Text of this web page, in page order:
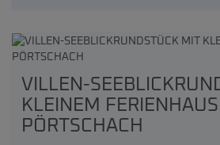
VILLEN-
KLEINEM FERIENHAUS
PÖRTSCHACH